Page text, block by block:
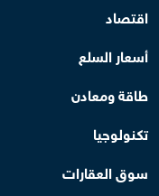
اقتصاد
أسعار السلع
طاقة ومعادن
تكنولوجيا
سوق العقارات